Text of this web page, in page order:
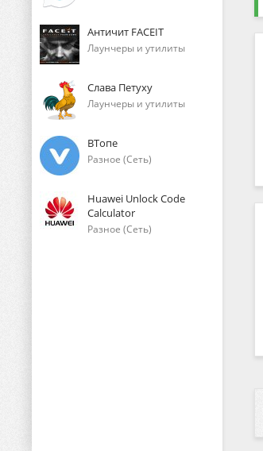
Античит FACEIT
Лаунчеры и утилиты
Слава Петуху
Лаунчеры и утилиты
ВТопе
Разное (Сеть)
Huawei Unlock Code
Calculator
Разное (Сеть)